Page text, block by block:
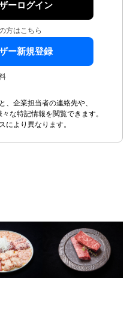
ーログイン
方はこちら
ー新規登録
、企業担当者の連絡先や、
な特記情報を閲覧できます。
より異なります。